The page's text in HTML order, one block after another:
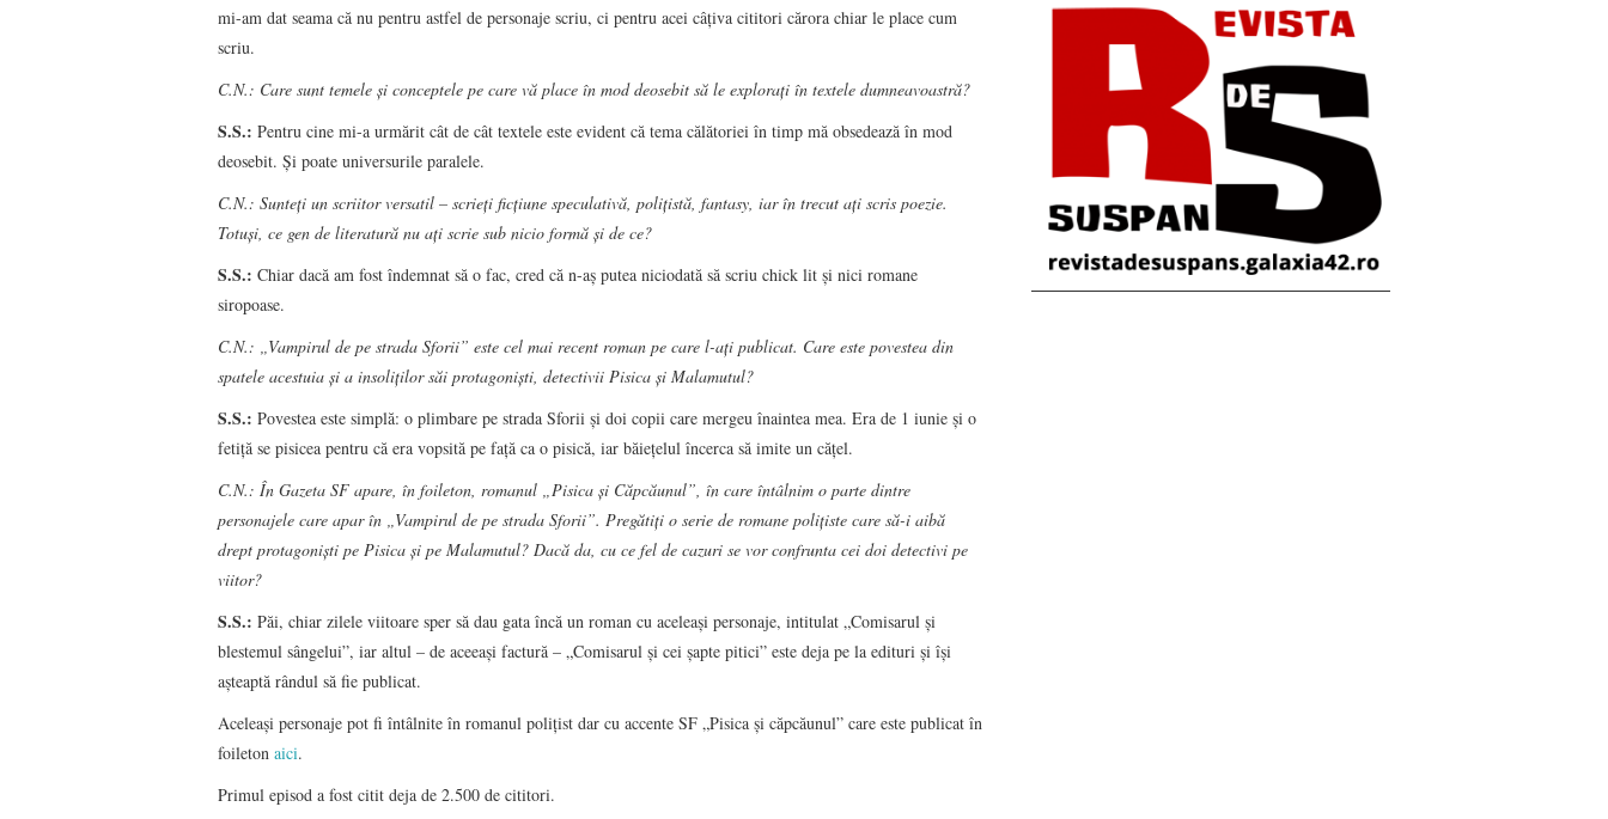
mi-am dat seama că nu pentru astfel de personaje scriu, ci pentru acei câţiva cititori cărora chiar le place cum
scriu.
C.N.: Care sunt temele și conceptele pe care vă place în mod deosebit să le explorați în textele dumneavoastră?
S.S.: Pentru cine mi-a urmărit cât de cât textele este evident că tema călătoriei în timp mă obsedează în mod
deosebit. Şi poate universurile paralele.
C.N.: Sunteți un scriitor versatil – scrieți ficțiune speculativă, polițistă, fantasy, iar în trecut ați scris poezie.
Totuși, ce gen de literatură nu ați scrie sub nicio formă și de ce?
S.S.: Chiar dacă am fost îndemnat să o fac, cred că n-aş putea niciodată să scriu chick lit şi nici romane
siropoase.
C.N.: „Vampirul de pe strada Sforii” este cel mai recent roman pe care l-ați publicat. Care este povestea din
spatele acestuia și a insoliților săi protagoniști, detectivii Pisica și Malamutul?
S.S.: Povestea este simplă: o plimbare pe strada Sforii şi doi copii care mergeu înaintea mea. Era de 1 iunie şi o
fetiţă se pisicea pentru că era vopsită pe faţă ca o pisică, iar băieţelul încerca să imite un căţel.
C.N.: În Gazeta SF apare, în foileton, romanul „Pisica și Căpcăunul”, în care întâlnim o parte dintre
personajele care apar în „Vampirul de pe strada Sforii”. Pregătiți o serie de romane polițiste care să-i aibă
drept protagoniști pe Pisica și pe Malamutul? Dacă da, cu ce fel de cazuri se vor confrunta cei doi detectivi pe
viitor?
S.S.: Păi, chiar zilele viitoare sper să dau gata încă un roman cu aceleaşi personaje, intitulat „Comisarul şi
blestemul sângelui”, iar altul – de aceeaşi factură – „Comisarul şi cei şapte pitici” este deja pe la edituri şi îşi
aşteaptă rândul să fie publicat.
Aceleaşi personaje pot fi întâlnite în romanul poliţist dar cu accente SF „Pisica şi căpcăunul” care este publicat în
foileton aici.
Primul episod a fost citit deja de 2.500 de cititori.